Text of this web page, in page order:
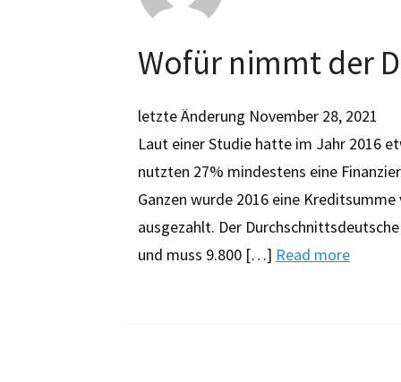
Wofür nimmt der
letzte Änderung November 28, 2021
Laut einer Studie hatte im Jahr 2016
nutzten 27% mindestens eine
Ganzen wurde 2016 eine
ausgezahlt. Der
und muss 9.800 […] Read more